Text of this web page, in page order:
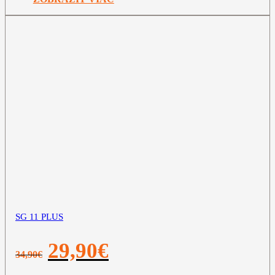
SG 11 PLUS
34,90€
Pôvodná
cena
29,90€